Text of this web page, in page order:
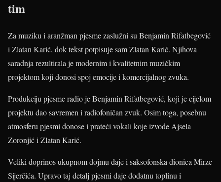
tim
Za muziku i aranžman pjesme zaslužni su Benjamin Rifatbegović
i Zlatan Karić, dok tekst potpisuje sam Zlatan Karić. Njihova
saradnja rezultirala je modernim i kvalitetnim muzičkim
projektom koji donosi spoj emocije i komercijalnog zvuka.
Produkciju pjesme radio je Benjamin Rifatbegović, koji je cijelom
projektu dao savremen i radiofoničan zvuk. Osim toga, posebnu
atmosferu pjesmi donose i prateći vokali koje izvode Ajsela
Zoronjić i Zlatan Karić.
Veliki doprinos ukupnom dojmu daje i saksofonska dionica Mirze
Sijerčića. Upravo taj detalj pjesmi daje dodatnu toplinu i